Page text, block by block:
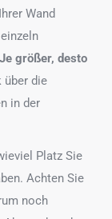
Wand
Je größer, desto
über die
in der
Platz Sie
Achten Sie
noch